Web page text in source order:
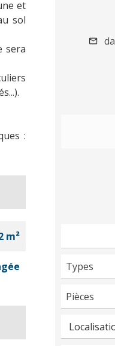
et
sol
sera
:
m²
Types
Pièces